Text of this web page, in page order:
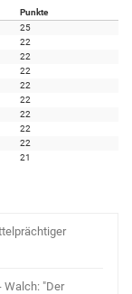
Punkte
25
22
22
22
22
22
22
22
22
21
Walch: "Der